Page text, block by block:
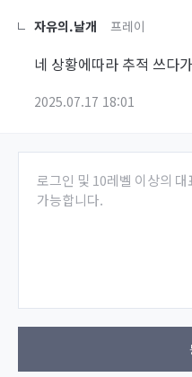
자유의.날개 프레이
네 상황에따라 추적 쓰다
2025.07.17 18:01
로그인 및 10레벨 이상의
가능합니다.